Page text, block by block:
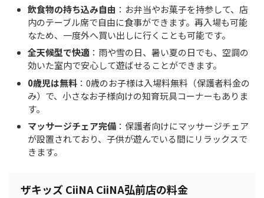
飲食物の持ち込み自由 ：お弁当やお菓子を持参して、店
内のテーブル席で自由に食事ができます。再入場も可能
なため、一度外へ買い出しに行くことも可能です。
全天候型で快適 ：雨や雪の日、暑い夏の日でも、空調の
効いた室内で安心して遊ばせることができます。
0歳児は無料 ：0歳のお子様は入場料無料（保護者料金の
み）で、小さなお子様向けの知育玩具コーナーもありま
す。
マッサージチェア完備 ：保護者向けにマッサージチェア
が設置されており、子供が遊んでいる間にリラックスで
きます。
ザキッズ CiiNA CiiNA弘前店の料金